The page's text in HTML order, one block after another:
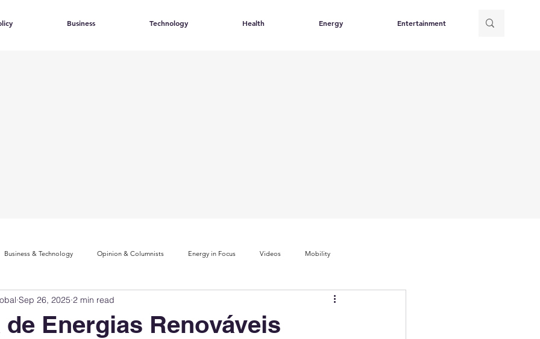
Business Technology Health Energy Entertainment
Business & Technology Opinion & Columnists Energy in Focus Videos Mobility
Innovation Index Sustainability & ESG Index Electric Mobility Ranking
Energias Renováveis
Sep 26, 2025 2 min read